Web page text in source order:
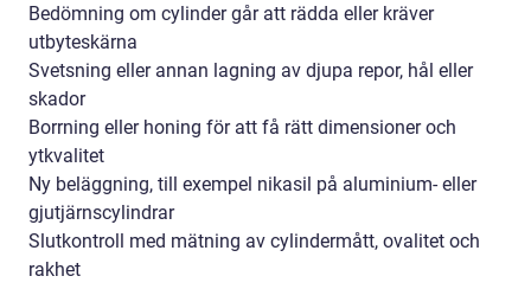
Bedömning om cylinder går att rädda eller kräver
utbyteskärna
Svetsning eller annan lagning av djupa repor, hål eller
skador
Borrning eller honing för att få rätt dimensioner och
ytkvalitet
Ny beläggning, till exempel nikasil på aluminium- eller
gjutjärnscylindrar
Slutkontroll med mätning av cylindermått, ovalitet och
rakhet